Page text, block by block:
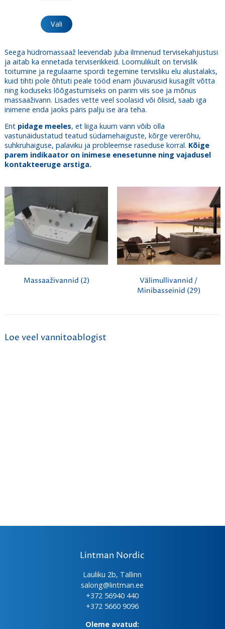
Vali
tootel
varianti.
Valikuid
saab
teha
tootelehel.
Seega hüdromassaaž leevendab juba ilmnenud tervisekahjustusi
ja aitab ka ennetada terviserikkeid. Loomulikult on tervislik
toitumine ja regulaarne spordi tegemine tervisliku elu alustalaks,
kuid tihti pole õhtuti peale tööd enam jõuvarusid kusagilt võtta
ning koduseks lõõgastumiseks on parim viis soe ja mõnus
massaaživann. Lisades vette veel soolasid või õlisid, saab iga
inimene enda jaoks päris palju ise ära teha.
Ent pidage meeles, et liiga kuum vann võib olla
vastunäidustatud teatud südamehaiguste, kõrge vererõhu,
suhkruhaiguse, palaviku ja probleemse raseduse korral. Kõige
parem indikaator on inimese enesetunne ning vajadusel
kontakteeruge arstiga.
Massaaživannid (2)
Välimullivannid /
Minibasseinid (29)
Loe veel vannitoablogist
Lintman Nordic
Lauliku 2b, Tallinn
salong@lintman.ee
+372 56940 440
+372 5660 9096
Oleme avatud: